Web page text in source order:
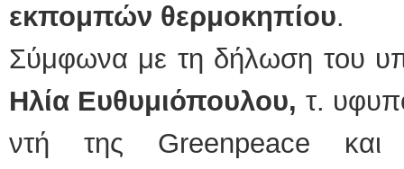
εκπομπών θερμοκηπίου.
Σύμφωνα με τη δήλωση του
Ηλία Ευθυμιόπουλου, τ.
ντή της Greenpeace και